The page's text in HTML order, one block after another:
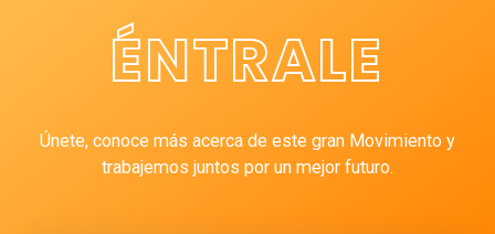
ÉNTRALE
Únete, conoce más acerca de este gran Movimiento y
trabajemos juntos por un mejor futuro.